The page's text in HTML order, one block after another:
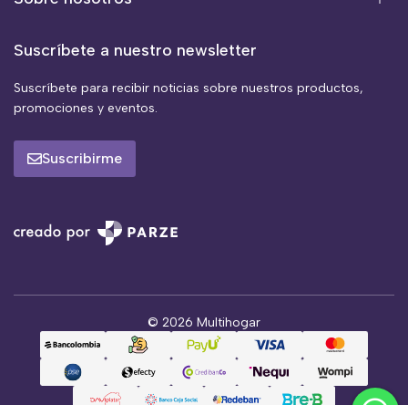
Suscríbete a nuestro newsletter
Suscríbete para recibir noticias sobre nuestros productos,
promociones y eventos.
Suscribirme
© 2026 Multihogar